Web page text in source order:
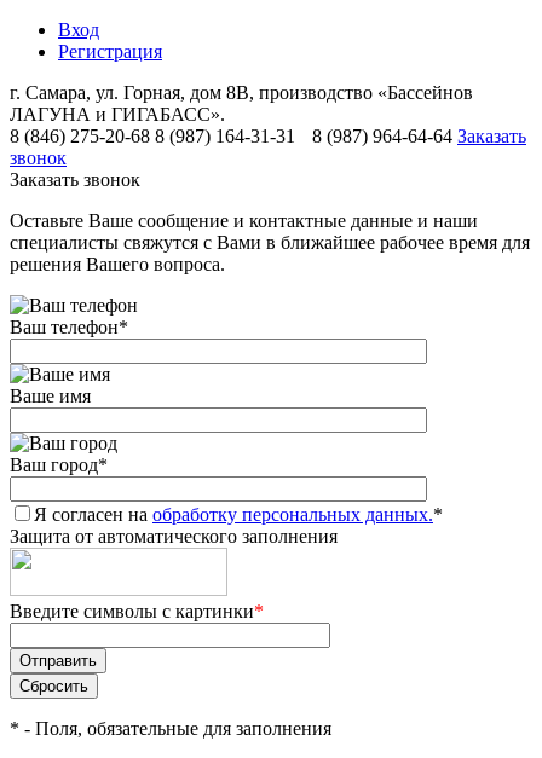
Вход
Регистрация
г. Самара, ул. Горная, дом 8В, производство «Бассейнов
ЛАГУНА и ГИГАБАСС».
8 (846) 275-20-68 8 (987) 164-31-31 8 (987) 964-64-64 Заказать
звонок
Заказать звонок
Оставьте Ваше сообщение и контактные данные и наши
специалисты свяжутся с Вами в ближайшее рабочее время для
решения Вашего вопроса.
Ваш телефон*
Ваше имя
Ваш город*
Я согласен на обработку персональных данных.*
Защита от автоматического заполнения
Введите символы с картинки*
* - Поля, обязательные для заполнения